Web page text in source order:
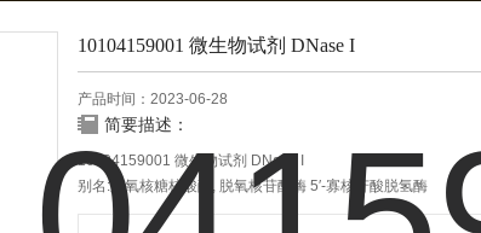
10104159001 微生物试剂 DNase I
产品时间：2023-06-28
简要描述：
10104159001 微生物试剂 DNase I
别名:脱氧核糖核酸酶, 脱氧核苷酸酶 5′-寡核苷酸脱氢酶